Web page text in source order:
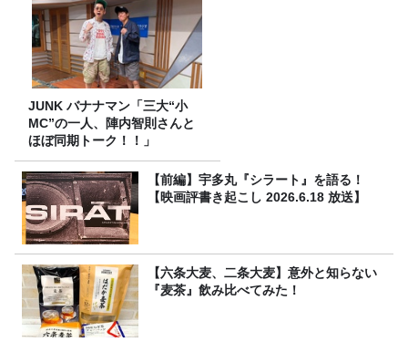
JUNK バナナマン「三大“小
MC”の一人、陣内智則さんと
ほぼ同期トーク！！」
【前編】宇多丸『シラート』を語る！
【映画評書き起こし 2026.6.18 放送】
【六条大麦、二条大麦】意外と知らない
『麦茶』飲み比べてみた！